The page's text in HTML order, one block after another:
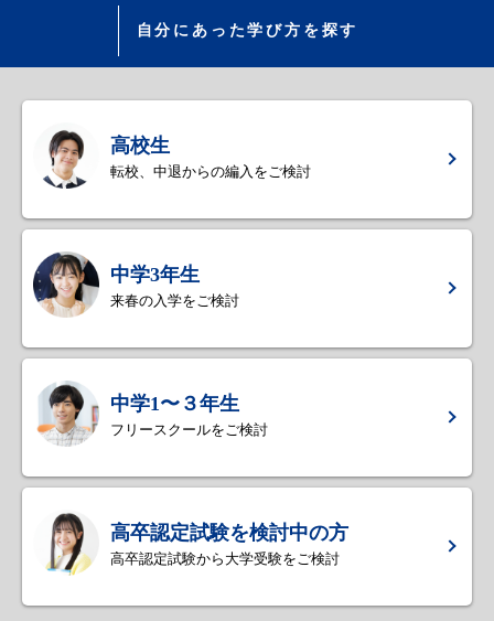
自分にあった学び方を探す
高校生
転校、中退からの編入をご検討
中学3年生
来春の入学をご検討
中学1〜３年生
フリースクールをご検討
高卒認定試験を検討中の方
高卒認定試験から大学受験をご検討